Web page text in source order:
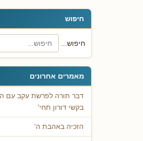
חיפוש
חיפוש...
מאמרים אחרונים
דבר תורה לפרשת עקב עם
בקשי דורון תחי'
הזכיה באהבת ה'